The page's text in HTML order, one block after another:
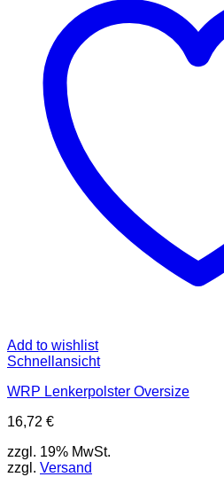
Add to wishlist
Schnellansicht
WRP Lenkerpolster Oversize
16,72 €
zzgl. 19% MwSt.
zzgl. Versand